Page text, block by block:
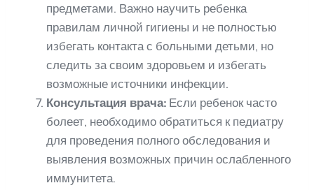
предметами. Важно научить ребенка
правилам личной гигиены и не полностью
избегать контакта с больными детьми, но
следить за своим здоровьем и избегать
возможные источники инфекции.
Консультация врача: Если ребенок часто
болеет, необходимо обратиться к педиатру
для проведения полного обследования и
выявления возможных причин ослабленного
иммунитета.